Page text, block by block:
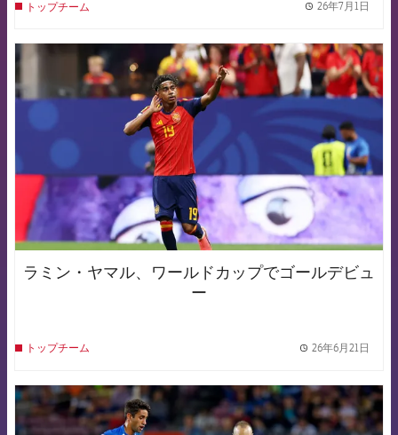
トップチーム 26年7月1日
FCB Barcelona badge
ラミン・ヤマル、ワールドカップでゴールデビュ
ー
トップチーム 26年6月21日
FCB Barcelona badge